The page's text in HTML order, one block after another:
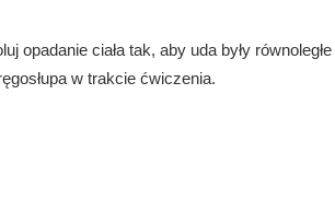
opadanie ciała tak, aby uda były równoległe
w trakcie ćwiczenia.